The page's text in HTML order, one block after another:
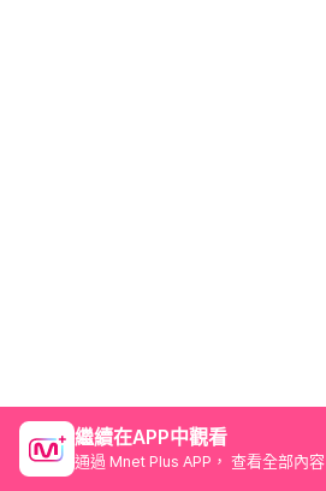
繼續在APP中觀看
通過 Mnet Plus APP， 查看全部內容